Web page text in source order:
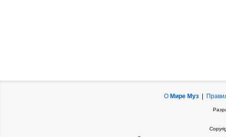
О Мире Муз|